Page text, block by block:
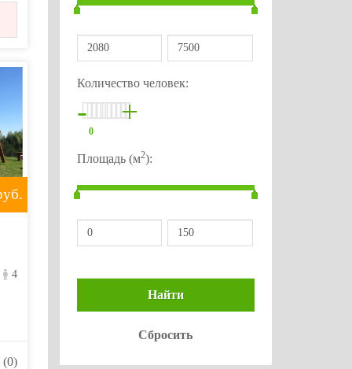
4
Количество человек:
-
0
+
Площадь (м2):